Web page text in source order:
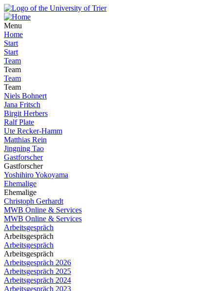
Menu
Home
Start
Start
Team
Team
Team
Team
Niels Bohnert
Jana Fritsch
Birgit Herbers
Ralf Plate
Ute Recker-Hamm
Matthias Rein
Jingning Tao
Gastforscher
Gastforscher
Yoshihiro Yokoyama
Ehemalige
Ehemalige
Christoph Gerhardt
MWB Online & Services
MWB Online & Services
Arbeitsgespräch
Arbeitsgespräch
Arbeitsgespräch
Arbeitsgespräch
Arbeitsgespräch 2026
Arbeitsgespräch 2025
Arbeitsgespräch 2024
Arbeitsgespräch 2023